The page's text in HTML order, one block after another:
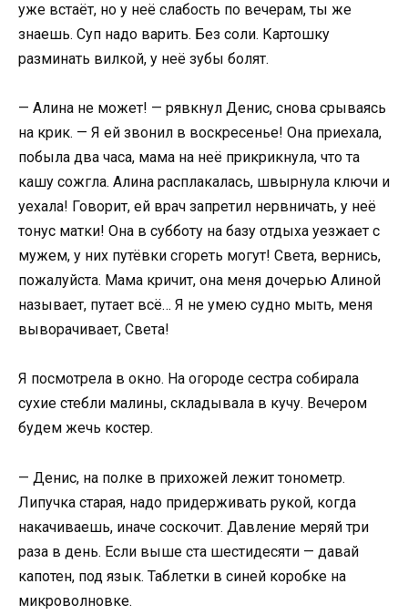
уже встаёт, но у неё слабость по вечерам, ты же
знаешь. Суп надо варить. Без соли. Картошку
разминать вилкой, у неё зубы болят.
— Алина не может! — рявкнул Денис, снова срываясь
на крик. — Я ей звонил в воскресенье! Она приехала,
побыла два часа, мама на неё прикрикнула, что та
кашу сожгла. Алина расплакалась, швырнула ключи и
уехала! Говорит, ей врач запретил нервничать, у неё
тонус матки! Она в субботу на базу отдыха уезжает с
мужем, у них путёвки сгореть могут! Света, вернись,
пожалуйста. Мама кричит, она меня дочерью Алиной
называет, путает всё… Я не умею судно мыть, меня
выворачивает, Света!
Я посмотрела в окно. На огороде сестра собирала
сухие стебли малины, складывала в кучу. Вечером
будем жечь костер.
— Денис, на полке в прихожей лежит тонометр.
Липучка старая, надо придерживать рукой, когда
накачиваешь, иначе соскочит. Давление меряй три
раза в день. Если выше ста шестидесяти — давай
капотен, под язык. Таблетки в синей коробке на
микроволновке.